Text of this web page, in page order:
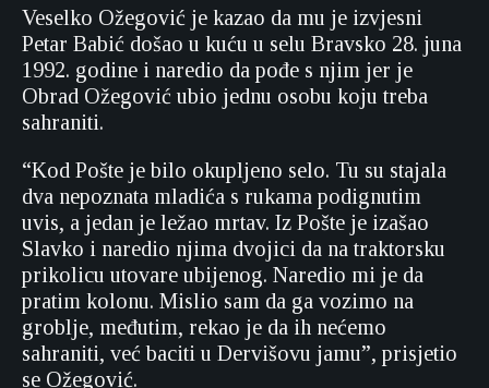
Veselko Ožegović je kazao da mu je izvjesni
Petar Babić došao u kuću u selu Bravsko 28. juna
1992. godine i naredio da pođe s njim jer je
Obrad Ožegović ubio jednu osobu koju treba
sahraniti.
“Kod Pošte je bilo okupljeno selo. Tu su stajala
dva nepoznata mladića s rukama podignutim
uvis, a jedan je ležao mrtav. Iz Pošte je izašao
Slavko i naredio njima dvojici da na traktorsku
prikolicu utovare ubijenog. Naredio mi je da
pratim kolonu. Mislio sam da ga vozimo na
groblje, međutim, rekao je da ih nećemo
sahraniti, već baciti u Dervišovu jamu”, prisjetio
se Ožegović.